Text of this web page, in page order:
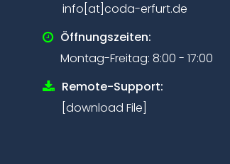
info[at]coda-erfurt.de
Öffnungszeiten:
Montag-Freitag: 8:00 - 17:00
Remote-Support:
[download File]